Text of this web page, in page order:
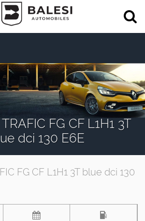
FG CF L1H1 3T
dci 130 E6E
FG CF L1H1 3T blue dci 130